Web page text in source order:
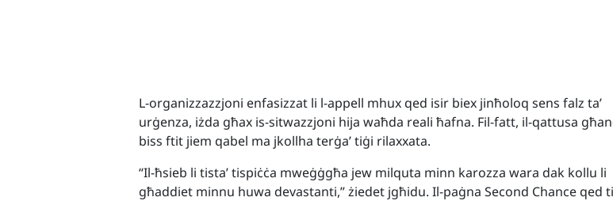
L-organizzazzjoni enfasizzat li l-appell mhux qed isir biex jinħoloq sens falz ta’
urġenza, iżda għax is-sitwazzjoni hija waħda reali ħafna. Fil-fatt, il-qattusa
biss ftit jiem qabel ma jkollha terġa’ tiġi rilaxxata.
“Il-ħsieb li tista’ tispiċċa mweġġgħa jew milquta minn karozza wara dak kollu li
għaddiet minnu huwa devastanti,” żiedet jgħidu. Il-paġna Second Chance qed